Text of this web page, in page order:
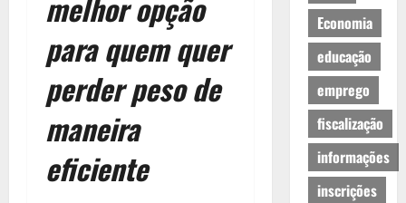
melhor opção
para quem quer
perder peso de
maneira
eficiente
Economia
educação
emprego
fiscalização
informações
inscrições